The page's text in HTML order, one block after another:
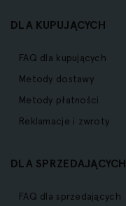
DLA KUPUJĄCYCH
FAQ dla kupujących
Metody dostawy
Metody płatności
Reklamacje i zwroty
DLA SPRZEDAJĄCYCH
FAQ dla sprzedających